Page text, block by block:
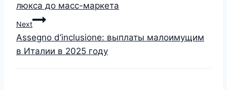
люкса до масс-маркета
Next
Assegno d’inclusione: выплаты малоимущим
в Италии в 2025 году